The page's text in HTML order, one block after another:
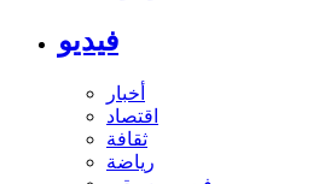
فيديو
أخبار
اقتصاد
ثقافة
رياضة